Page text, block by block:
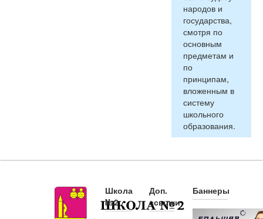
народов и
государства,
смотря по
основным
предметам и
по
принципам,
вложенным в
систему
школьного
образования.
Школа
№2
Доп.
ссылки
Баннеры